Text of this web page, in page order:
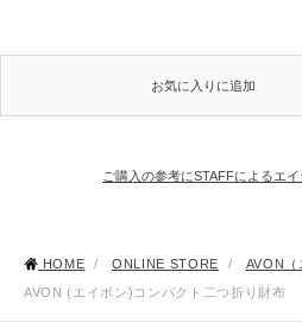
お気に入りに追加
ご購入の参考にSTAFFによるエ
HOME / ONLINE STORE / AVON（
AVON (エイボン)コンパクト二つ折り財布